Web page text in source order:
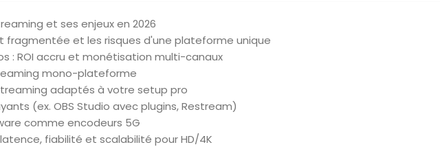
et ses enjeux en 2026
fragmentée et les risques d'une plateforme unique
: ROI accru et monétisation multi-canaux
mono-plateforme
adaptés à votre setup pro
(ex. OBS Studio avec plugins, Restream)
comme encodeurs 5G
fiabilité et scalabilité pour HD/4K